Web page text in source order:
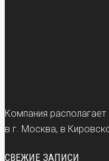
Компания
в г. Москва, в
СВЕЖИЕ ЗАПИСИ